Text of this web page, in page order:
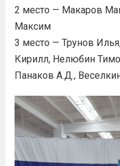
2 место — Макаров
Максим
3 место — Трунов
Кирилл, Нелюбин
Панаков А.Д.,